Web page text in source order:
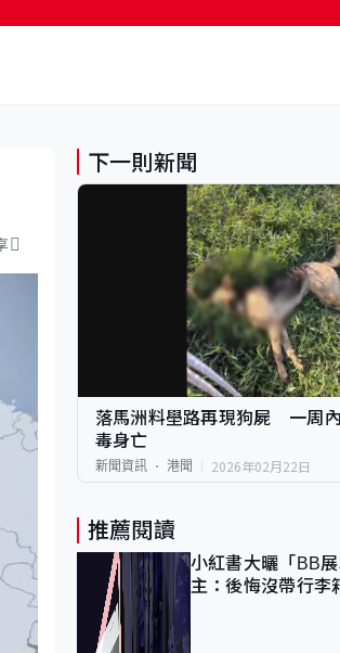
下一則新聞
落馬洲料壆路再現狗屍 一周
毒身亡
新聞資訊 港聞 2026年02月22日
推薦閱讀
小紅書大曬「BB
主：後悔沒帶行